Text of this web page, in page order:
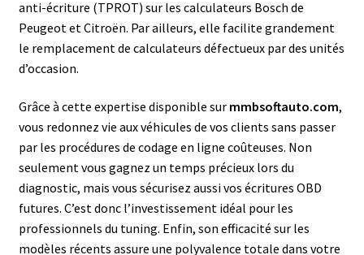
anti-écriture (TPROT) sur les calculateurs Bosch de
Peugeot et Citroën. Par ailleurs, elle facilite grandement
le remplacement de calculateurs défectueux par des unités
d’occasion.
Grâce à cette expertise disponible sur mmbsoftauto.com,
vous redonnez vie aux véhicules de vos clients sans passer
par les procédures de codage en ligne coûteuses. Non
seulement vous gagnez un temps précieux lors du
diagnostic, mais vous sécurisez aussi vos écritures OBD
futures. C’est donc l’investissement idéal pour les
professionnels du tuning. Enfin, son efficacité sur les
modèles récents assure une polyvalence totale dans votre